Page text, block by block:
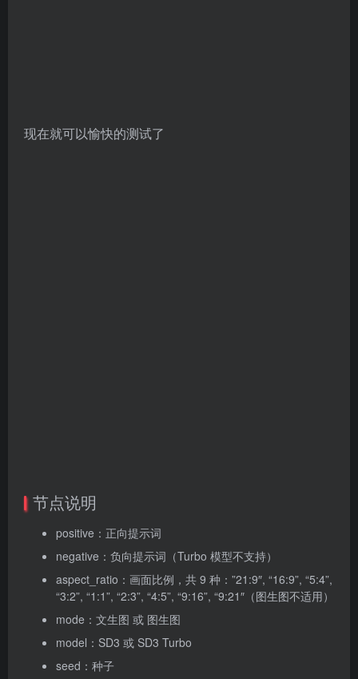
现在就可以愉快的测试了
节点说明
positive：正向提示词
negative：负向提示词（Turbo 模型不支持）
aspect_ratio：画面比例，共 9 种：”21:9″, “16:9”, “5:4”,
“3:2”, “1:1”, “2:3”, “4:5”, “9:16”, “9:21″（图生图不适用）
mode：文生图 或 图生图
model：SD3 或 SD3 Turbo
seed：种子